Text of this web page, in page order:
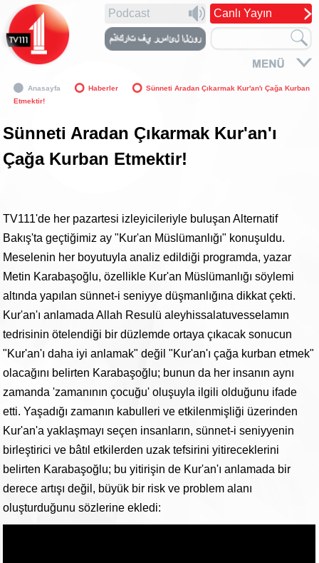
Canlı Yayın
Podcast
Anasayfa Haberler
Sünneti Aradan Çıkarmak Kur'an'ı Çağa Kurban
Etmektir!
Sünneti Aradan Çıkarmak Kur'an'ı
Çağa Kurban Etmektir!
TV111'de her pazartesi izleyicileriyle buluşan Alternatif
Bakış'ta geçtiğimiz ay "Kur'an Müslümanlığı" konuşuldu.
Meselenin her boyutuyla analiz edildiği programda, yazar
Metin Karabaşoğlu, özellikle Kur'an Müslümanlığı söylemi
altında yapılan sünnet-i seniyye düşmanlığına dikkat çekti.
Kur'an'ı anlamada Allah Resulü aleyhissalatuvesselamın
tedrisinin ötelendiği bir düzlemde ortaya çıkacak sonucun
"Kur'an'ı daha iyi anlamak" değil "Kur'an'ı çağa kurban etmek"
olacağını belirten Karabaşoğlu; bunun da her insanın aynı
zamanda 'zamanının çocuğu' oluşuyla ilgili olduğunu ifade
etti. Yaşadığı zamanın kabulleri ve etkilenmişliği üzerinden
Kur'an'a yaklaşmayı seçen insanların, sünnet-i seniyyenin
birleştirici ve bâtıl etkilerden uzak tefsirini yitireceklerini
belirten Karabaşoğlu; bu yitirişin de Kur'an'ı anlamada bir
derece artışı değil, büyük bir risk ve problem alanı
oluşturduğunu sözlerine ekledi: